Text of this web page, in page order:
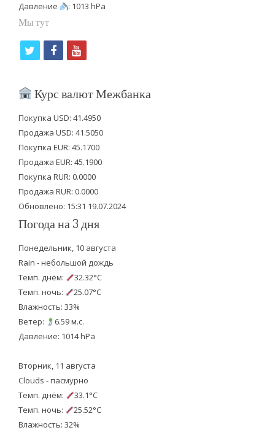
Давление
: 1013 hPa
Мы тут
i
t
e
r
f
c
b
o
o
k
y
u
u
b
e
Курс валют Межбанка
Покупка USD: 41.4950
Продажа USD: 41.5050
Покупка EUR: 45.1700
Продажа EUR: 45.1900
Покупка RUR: 0.0000
Продажа RUR: 0.0000
Обновлено: 15:31 19.07.2024
Погода на 3 дня
Понедельник, 10 августа
Rain - небольшой дождь
Темп. днём:
32.32°C
Темп. ночь:
25.07°C
Влажность: 33%
Ветер:
6.59 м.с.
Давление: 1014 hPa
Вторник, 11 августа
Clouds - пасмурно
Темп. днём:
33.1°C
Темп. ночь:
25.52°C
Влажность: 32%